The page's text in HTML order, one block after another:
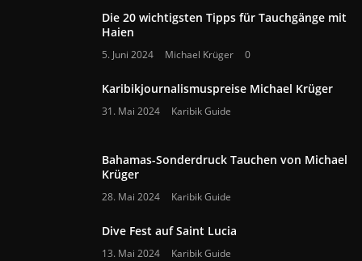
Die 20 wichtigsten Tipps für Tauchgänge mit
Haien
5. Juni 2024 Michael Krüger 0
Karibikjournalismuspreise Michael Krüger
31. Mai 2024 Karibik Guide
Bahamas-Sonderdruck Tauchen von Michael
Krüger
28. Mai 2024 Karibik Guide
Dive Fest auf Saint Lucia
13. Mai 2024 Karibik Guide